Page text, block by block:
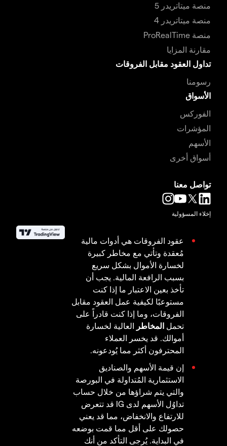
منصة ميتاتريدر 5
منصة ميتاتريدر 4
منصة ProRealTime
مقارنة المزايا
تداول العقود مقابل الفروقات
رسومنا
الأسواق
الفوركس
المؤشرات
الأسهم
أسواق أخرى
تواصل معنا
إخلاء المسؤولية
عقود الفروقات هي أدوات مالية
مُعقدة وتأتي مع مخاطر كبيرة
لخسارة الأموال بشكل سريع
بسبب الرافعة المالية. يجب أن
تأخذ بعين الاعتبار ما إذا كنت
مستوعبًا لكيفية عمل العقود مقابل
الفروقات، وما إذا كنت قادراً على
تحمل المخاطر العالية لخسارة
أموالك. قد يخسر العملاء
المحترفون أكثر مما يُودعونه.
إن قيمة الأسهم والصناديق
الاستثمارية المُتداولة في البورصة
والتي يتم شراؤها من خلال حساب
تداوُل الأسهم لدى IG قد تتعرض
للارتفاع والانخفاض، مما قد يعني
حصولك على أقل مما قمت بوضعه
في البداية. يُرجى التأكد من أنك